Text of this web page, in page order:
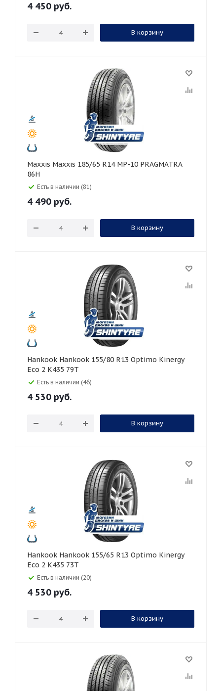
4 450 руб.
В корзину
Maxxis Maxxis 185/65 R14 MP-10 PRAGMATRA
86H
Есть в наличии (81)
4 490 руб.
В корзину
Hankook Hankook 155/80 R13 Optimo Kinergy
Eco 2 K435 79T
Есть в наличии (46)
4 530 руб.
В корзину
Hankook Hankook 155/65 R13 Optimo Kinergy
Eco 2 K435 73T
Есть в наличии (20)
4 530 руб.
В корзину